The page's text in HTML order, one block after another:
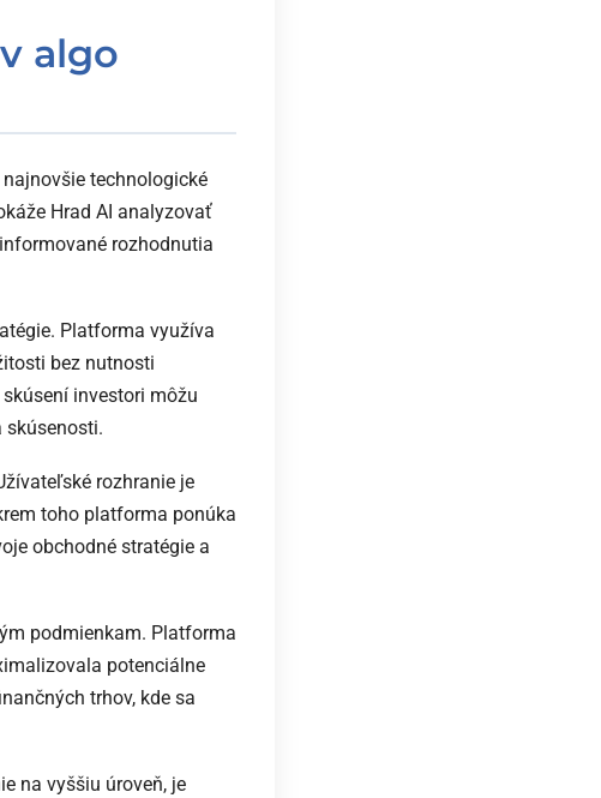
algo
technologické
Hrad AI analyzovať
rozhodnutia
Platforma využíva
bez nutnosti
investori môžu
skúsenosti.
rozhranie je
toho platforma ponúka
obchodné stratégie a
podmienkam. Platforma
potenciálne
trhov, kde sa
na vyššiu úroveň, je